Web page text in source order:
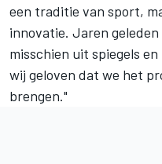
een traditie van sport,
innovatie. Jaren
misschien uit spiegels
wij geloven dat we het
brengen."